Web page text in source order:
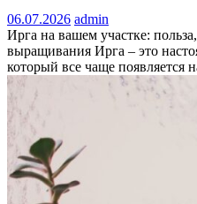
06.07.2026 admin
Ирга на вашем участке:
выращивания Ирга – это
который все чаще появляется